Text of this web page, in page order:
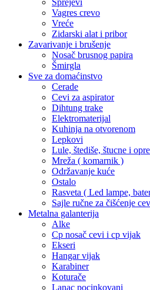
Sprejevi
Vagres crevo
Vreće
Zidarski alat i pribor
Zavarivanje i brušenje
Nosač brusnog papira
Šmirgla
Sve za domaćinstvo
Cerade
Cevi za aspirator
Dihtung trake
Elektromaterijal
Kuhinja na otvorenom
Lepkovi
Lule, štediše, štucne i
Mreža ( komarnik )
Održavanje kuće
Ostalo
Rasveta ( Led lampe,
Sajle ručne za čišćenje
Metalna galanterija
Alke
Cp nosač cevi i cp vijak
Ekseri
Hangar vijak
Karabiner
Koturače
Lanac pocinkovani